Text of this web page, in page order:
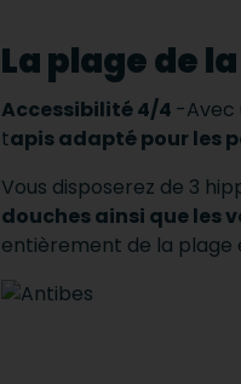
La plage de
Accessibilité 4/4 -Avec
tapis adapté pour les
Vous disposerez de 3
douches ainsi que les
entièrement de la plage